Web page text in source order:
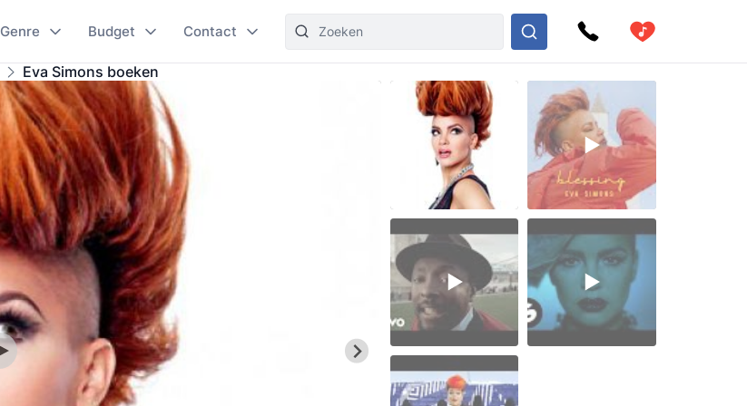
Genre Budget Contact
Eva Simons boeken